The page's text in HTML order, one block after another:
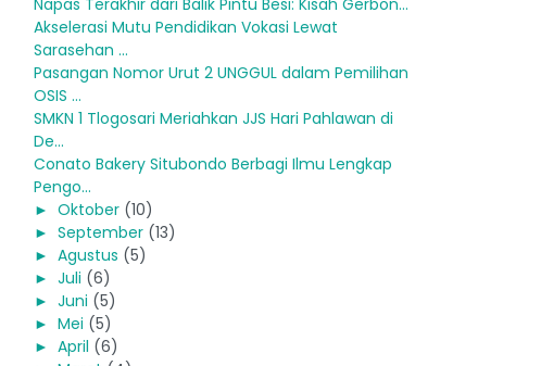
Napas Terakhir dari Balik Pintu Besi: Kisah Gerbon...
Akselerasi Mutu Pendidikan Vokasi Lewat
Sarasehan ...
Pasangan Nomor Urut 2 UNGGUL dalam Pemilihan
OSIS ...
SMKN 1 Tlogosari Meriahkan JJS Hari Pahlawan di
De...
Conato Bakery Situbondo Berbagi Ilmu Lengkap
Pengo...
► Oktober (10)
► September (13)
► Agustus (5)
► Juli (6)
► Juni (5)
► Mei (5)
► April (6)